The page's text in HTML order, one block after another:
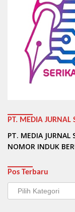
PT. MEDIA JURNAL
PT. MEDIA JURNAL
NOMOR INDUK
Pos Terbaru
Pos
Terbaru